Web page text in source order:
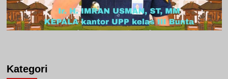
Kategori